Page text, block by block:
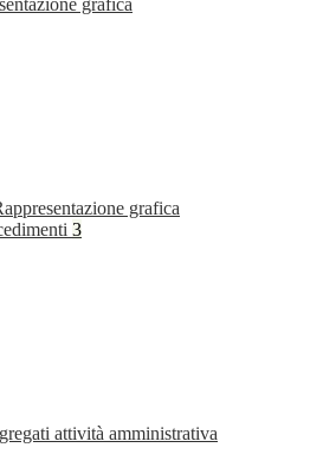
grafica
grafica
3
attività amministrativa